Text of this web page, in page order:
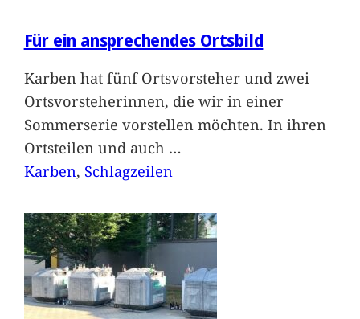
Für ein ansprechendes Ortsbild
Karben hat fünf Ortsvorsteher und zwei
Ortsvorsteherinnen, die wir in einer
Sommerserie vorstellen möchten. In ihren
Ortsteilen und auch …
Karben, Schlagzeilen